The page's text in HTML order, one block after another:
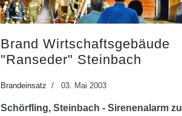
Brand Wirtschaftsgebäude
"Ranseder" Steinbach
Brandeinsatz 03. Mai 2003
Schörfling, Steinbach - Sirenenalarm zu